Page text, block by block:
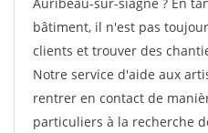
bâtiment, il n'est pas
clients et trouver des
Notre service d'aide aux
rentrer en contact de
particuliers à la recherche